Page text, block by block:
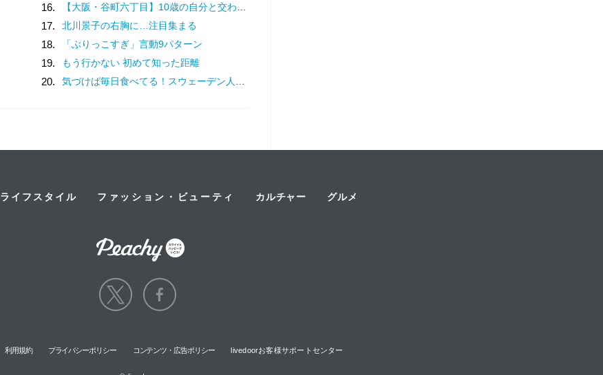
16. 【大阪・谷町六丁目】10歳の自分と交わした約束。名店での猛修業を経てオープンした「ma journée（マジョルネ）」が提案する、日常に寄り添うフランス菓子
17. 北川景子の右胸に…注目集まる
18. 「ぶりっこすぎ」言動9パターン
19. もう行かない 初めて知った距離
20. 気づけば毎日食べてる！スウェーデン人漫画家がリピートし続ける日本の定番食
ライフスタイル ファッション・ビューティ カルチャー グルメ
利用規約 プライバシーポリシー コンテンツ・広告ポリシー livedoorお客様サポートセンター